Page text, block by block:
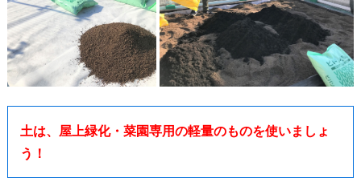
土は、屋上緑化・菜園専用の軽量のものを使いましょ
う！